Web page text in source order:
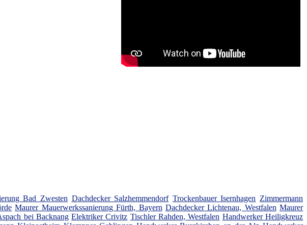
Bad Zwesten Dachdecker Salzhemmendorf Trockenbauer Isernhagen Zimmermann
Maurer Mauerwerkssanierung Fürth, Bayern Dachdecker Lichtenau, Westfalen Maurer
bei Backnang Elektriker Crivitz Tischler Rahden, Westfalen Handwerker Heiligkreuz